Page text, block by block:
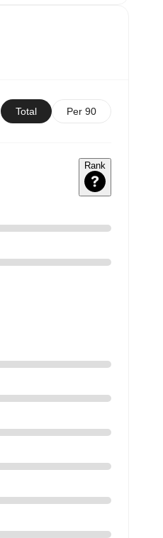
Total Per 90
Rank